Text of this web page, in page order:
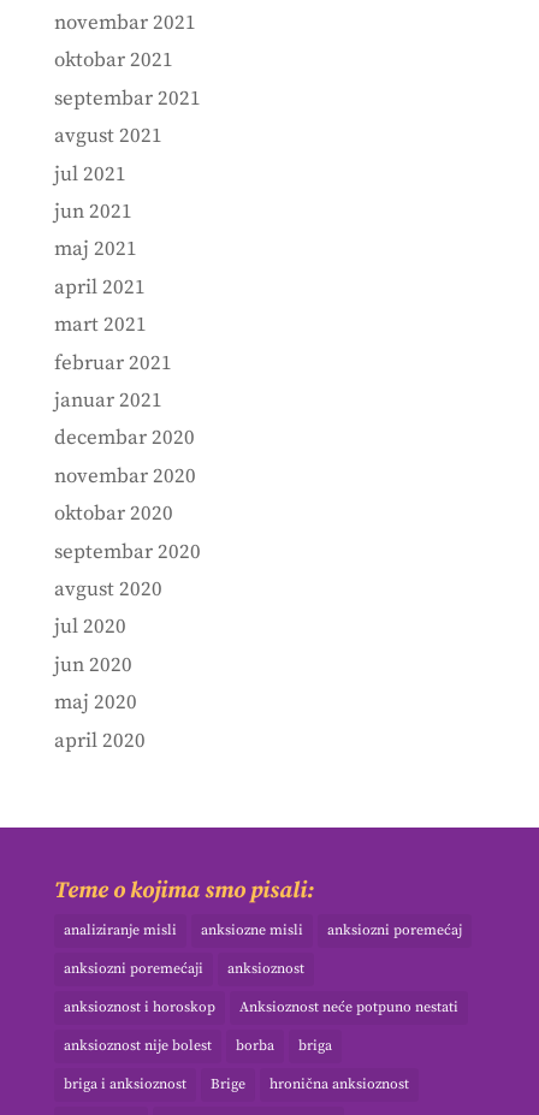
novembar 2021
oktobar 2021
septembar 2021
avgust 2021
jul 2021
jun 2021
maj 2021
april 2021
mart 2021
februar 2021
januar 2021
decembar 2020
novembar 2020
oktobar 2020
septembar 2020
avgust 2020
jul 2020
jun 2020
maj 2020
april 2020
Teme o kojima smo pisali:
analiziranje misli anksiozne misli anksiozni poremećaj
anksiozni poremećaji anksioznost
anksioznost i horoskop Anksioznost neće potpuno nestati
anksioznost nije bolest borba briga
briga i anksioznost Brige hronična anksioznost